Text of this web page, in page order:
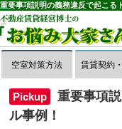
空室対策方法 賃貸契約
Pickup
重要事項
ル事例！